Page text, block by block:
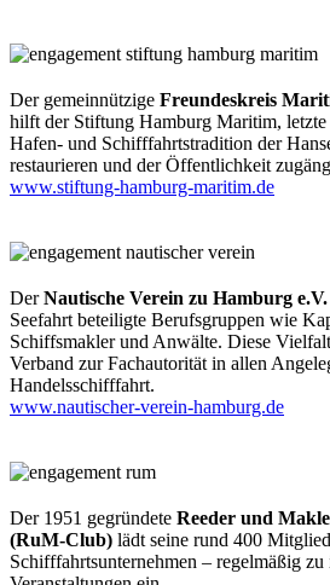
Der gemeinnützige Freundeskreis
hilft der Stiftung Hamburg Maritim, letzte
Hafen- und Schifffahrtstradition der
restaurieren und der Öffentlichkeit
www.stiftung-hamburg-maritim.de
DerNautische Verein zu Hamburg e.V.
Seefahrt beteiligte Berufsgruppen wie
Schiffsmakler und Anwälte. Diese
Verband zur Fachautorität in allen
Handelsschifffahrt.
www.nautischer-verein-hamburg.de
Der 1951 gegründete Reeder und
(RuM-Club) lädt seine rund 400
Schifffahrtsunternehmen – regelmäßig zu